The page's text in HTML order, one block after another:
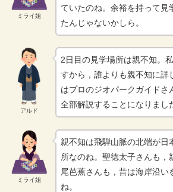
ミライ姐
ていたのね。余裕を持って見
たんじゃないかしら。
アルド
2日目の見学場所は親不知。
すから，誰よりも親不知に詳
はプロのジオパークガイドさ
全部解説することになりまし
ミライ姐
親不知は飛騨山脈の北端が日
所なのね。聖徳太子さんも，
尾芭蕉さんも，昔は海岸沿い
ね。